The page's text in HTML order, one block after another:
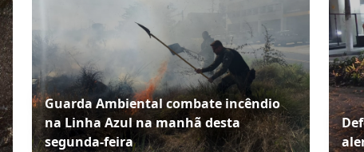
Guarda Ambiental combate incêndio
na Linha Azul na manhã desta
segunda-feira